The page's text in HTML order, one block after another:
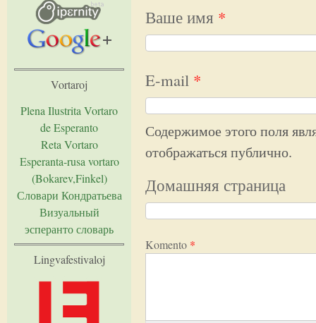
Ваше имя *
E-mail *
Содержимое этого поля
отображаться публично.
Домашняя страница
Komento *
Vortaroj
Plena Ilustrita Vortaro
de Esperanto
Reta Vortaro
Esperanta-rusa vortaro
(Bokarev,Finkel)
Словари Кондратьева
Визуальный
эсперанто словарь
Lingvafestivaloj